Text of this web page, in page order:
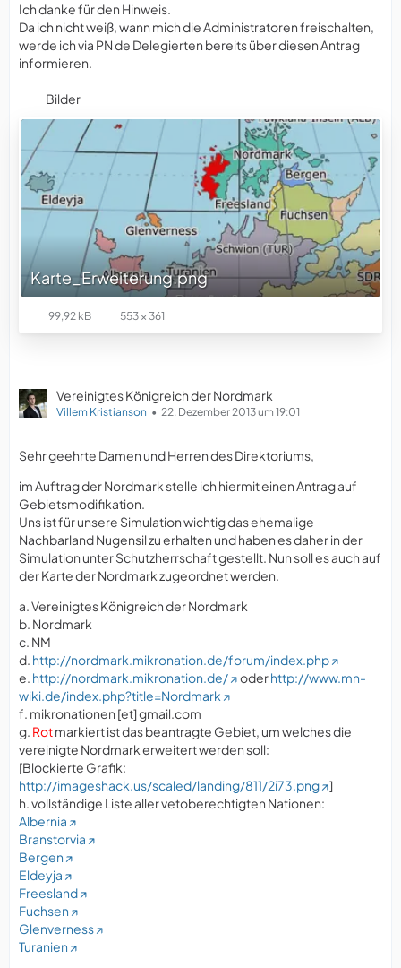
Ich danke für den Hinweis.
Da ich nicht weiß, wann mich die Administratoren freischalten,
werde ich via PN de Delegierten bereits über diesen Antrag
informieren.
Bilder
Karte_Erweiterung.png
99,92 kB 553 × 361
Vereinigtes Königreich der Nordmark
Villem Kristianson 22. Dezember 2013 um 19:01
Sehr geehrte Damen und Herren des Direktoriums,
im Auftrag der Nordmark stelle ich hiermit einen Antrag auf
Gebietsmodifikation.
Uns ist für unsere Simulation wichtig das ehemalige
Nachbarland Nugensil zu erhalten und haben es daher in der
Simulation unter Schutzherrschaft gestellt. Nun soll es auch auf
der Karte der Nordmark zugeordnet werden.
a. Vereinigtes Königreich der Nordmark
b. Nordmark
c. NM
d. http://nordmark.mikronation.de/forum/index.php
e. http://nordmark.mikronation.de/ oderhttp://www.mn-
wiki.de/index.php?title=Nordmark
f. mikronationen [et] gmail.com
g. Rotmarkiert ist das beantragte Gebiet, um welches die
vereinigte Nordmark erweitert werden soll:
[Blockierte Grafik:
http://imageshack.us/scaled/landing/811/2i73.png
]
h. vollständige Liste aller vetoberechtigten Nationen:
Albernia
Branstorvia
Bergen
Eldeyja
Freesland
Fuchsen
Glenverness
Turanien